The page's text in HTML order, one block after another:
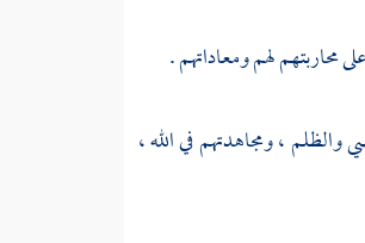
لهم ومعاداتهم .
، ومجاهدتهم في الله ،